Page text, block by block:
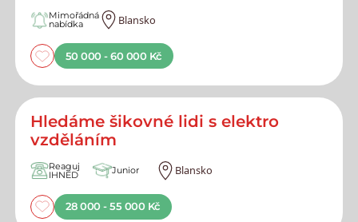
Mimořádná
nabídka Blansko
50 000 - 60 000 Kč
Hledáme šikovné lidi s elektro
vzděláním
Reaguj
IHNED Junior Blansko
28 000 - 55 000 Kč